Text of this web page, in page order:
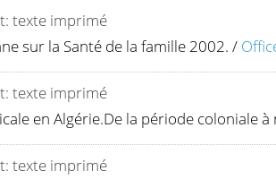
sur la Santé de la famille 2002. /
en Algérie.De la période coloniale à